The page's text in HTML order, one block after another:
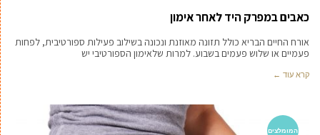
כאבים במפרק היד לאחר אימון
אורח החיים הבריא כולל תזונה מאוזנת ונכונה בשילוב פעילות ספורטיבית, לפחות
פעמיים או שלוש פעמים בשבוע. למרות שלאימון הספורטיבי יש
קרא עוד ←
המומלצים